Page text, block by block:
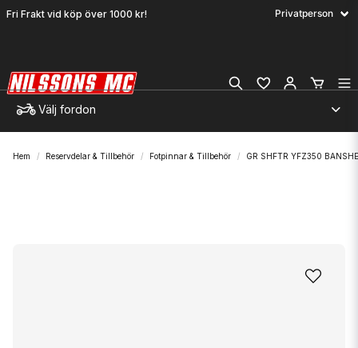
Fri Frakt vid köp över 1000 kr!
Välj fordon
Hem Reservdelar & Tillbehör Fotpinnar & Tillbehör GR SHFTR YFZ350